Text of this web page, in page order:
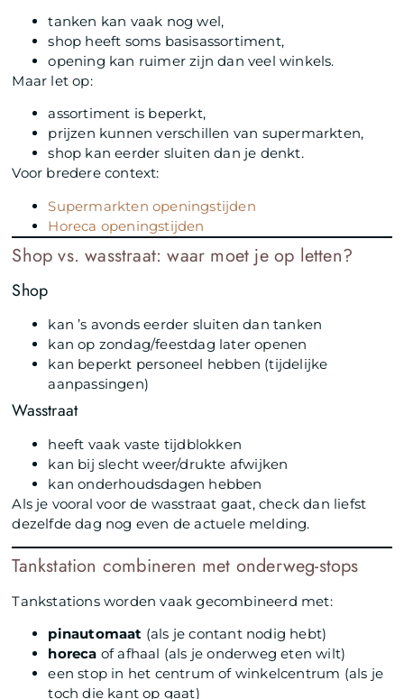
tanken kan vaak nog wel,
shop heeft soms basisassortiment,
opening kan ruimer zijn dan veel winkels.
Maar let op:
assortiment is beperkt,
prijzen kunnen verschillen van supermarkten,
shop kan eerder sluiten dan je denkt.
Voor bredere context:
Supermarkten openingstijden
Horeca openingstijden
Shop vs. wasstraat: waar moet je op letten?
Shop
kan ’s avonds eerder sluiten dan tanken
kan op zondag/feestdag later openen
kan beperkt personeel hebben (tijdelijke
aanpassingen)
Wasstraat
heeft vaak vaste tijdblokken
kan bij slecht weer/drukte afwijken
kan onderhoudsdagen hebben
Als je vooral voor de wasstraat gaat, check dan liefst
dezelfde dag nog even de actuele melding.
Tankstation combineren met onderweg-stops
Tankstations worden vaak gecombineerd met:
pinautomaat (als je contant nodig hebt)
horeca of afhaal (als je onderweg eten wilt)
een stop in het centrum of winkelcentrum (als je
toch die kant op gaat)